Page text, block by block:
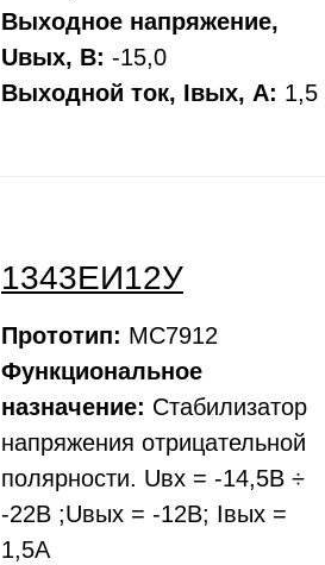
Выходное напряжение,
Uвых, В: -15,0
Выходной ток, Iвых, A: 1,5
1343ЕИ12У
Прототип: MC7912
Функциональное
назначение: Стабилизатор
напряжения отрицательной
полярности. Uвх = -14,5В ÷
-22В ;Uвых = -12В; Iвых =
1,5А